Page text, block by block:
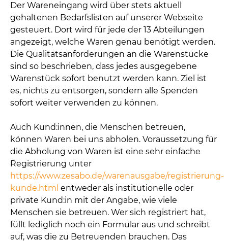
Der Wareneingang wird über stets aktuell
gehaltenen Bedarfslisten auf unserer Webseite
gesteuert. Dort wird für jede der 13 Abteilungen
angezeigt, welche Waren genau benötigt werden.
Die Qualitätsanforderungen an die Warenstücke
sind so beschrieben, dass jedes ausgegebene
Warenstück sofort benutzt werden kann. Ziel ist
es, nichts zu entsorgen, sondern alle Spenden
sofort weiter verwenden zu können.
Auch Kund:innen, die Menschen betreuen,
können Waren bei uns abholen. Voraussetzung für
die Abholung von Waren ist eine sehr einfache
Registrierung unter
https://www.zesabo.de/warenausgabe/registrierung-
kunde.html entweder als institutionelle oder
private Kund:in mit der Angabe, wie viele
Menschen sie betreuen. Wer sich registriert hat,
füllt lediglich noch ein Formular aus und schreibt
auf, was die zu Betreuenden brauchen. Das